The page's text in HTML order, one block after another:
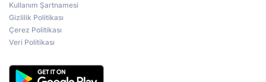
Kullanım Şartnamesi
Gizlilik Politikası
Çerez Politikası
Veri Politikası